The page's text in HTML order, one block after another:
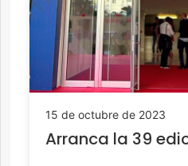
15 de octubre de 2023
Arranca la 39